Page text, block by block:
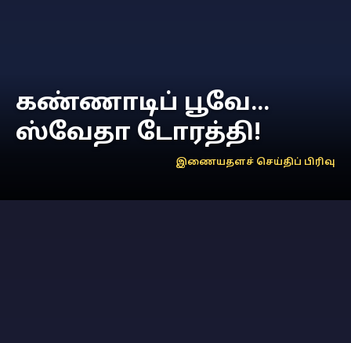
கண்ணாடிப் பூவே...
ஸ்வேதா டோரத்தி!
இணையதளச் செய்திப் பிரிவு